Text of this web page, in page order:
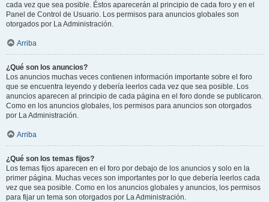
cada vez que sea posible. Éstos aparecerán al principio de cada foro y en el
Panel de Control de Usuario. Los permisos para anuncios globales son
otorgados por La Administración.
Arriba
¿Qué son los anuncios?
Los anuncios muchas veces contienen información importante sobre el foro
que se encuentra leyendo y debería leerlos cada vez que sea posible. Los
anuncios aparecen al principio de cada página en el foro donde se publicaron.
Como en los anuncios globales, los permisos para anuncios son otorgados
por La Administración.
Arriba
¿Qué son los temas fijos?
Los temas fijos aparecen en el foro por debajo de los anuncios y solo en la
primer página. Muchas veces son importantes por lo que debería leerlos cada
vez que sea posible. Como en los anuncios globales y anuncios, los permisos
para fijar un tema son otorgados por La Administración.